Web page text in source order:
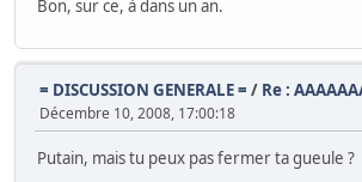
Bon, sur ce, à dans un an.
= DISCUSSION GENERALE = / Re :
Décembre 10, 2008, 17:00:18
Putain, mais tu peux pas fermer ta gueule ?